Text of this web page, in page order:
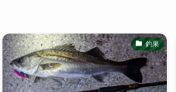
釣果